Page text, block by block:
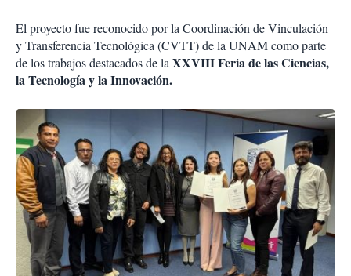
El proyecto fue reconocido por la Coordinación de Vinculación
y Transferencia Tecnológica (CVTT) de la UNAM como parte
de los trabajos destacados de laXXVIII Feria de las Ciencias,
la Tecnología y la Innovación.